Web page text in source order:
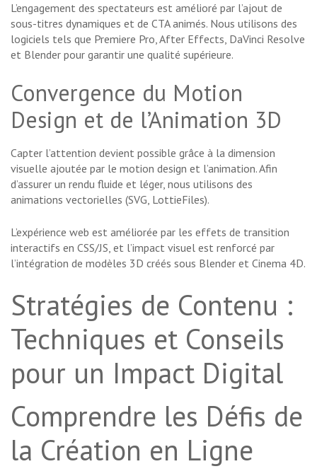
L’engagement des spectateurs est amélioré par l’ajout de
sous-titres dynamiques et de CTA animés. Nous utilisons des
logiciels tels que Premiere Pro, After Effects, DaVinci Resolve
et Blender pour garantir une qualité supérieure.
Convergence du Motion
Design et de l’Animation 3D
Capter l’attention devient possible grâce à la dimension
visuelle ajoutée par le motion design et l’animation. Afin
d’assurer un rendu fluide et léger, nous utilisons des
animations vectorielles (SVG, LottieFiles).
L’expérience web est améliorée par les effets de transition
interactifs en CSS/JS, et l’impact visuel est renforcé par
l’intégration de modèles 3D créés sous Blender et Cinema 4D.
Stratégies de Contenu :
Techniques et Conseils
pour un Impact Digital
Comprendre les Défis de
la Création en Ligne